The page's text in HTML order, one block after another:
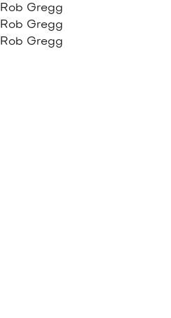
Rob Gregg
Rob Gregg
Rob Gregg